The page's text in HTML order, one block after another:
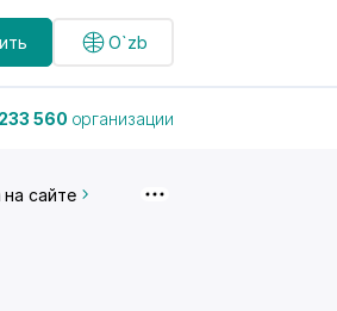
O`zb
233 560 организации
сайте